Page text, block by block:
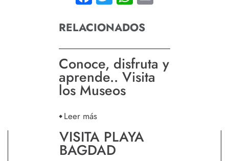
RELACIONADOS
Conoce, disfruta y
aprende.. Visita
los Museos
Leer más
VISITA PLAYA
BAGDAD